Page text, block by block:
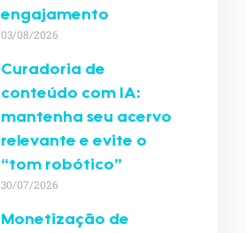
engajamento
03/08/2026
Curadoria de
conteúdo com IA:
mantenha seu acervo
relevante e evite o
“tom robótico”
30/07/2026
Monetização de